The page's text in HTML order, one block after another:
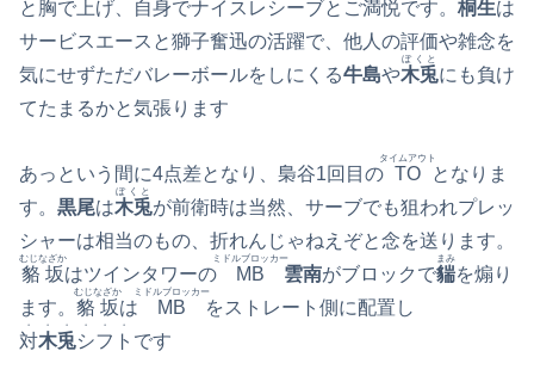
と胸で上げ、自身でナイスレシーブとご満悦です。 桐生は
サービスエースと獅子奮迅の活躍で、他人の評価や雑念を
気にせずただバレーボールをしにくる牛島や木兎
ぼくと
にも負け
てたまるかと気張ります
あっという間に4点差となり、梟谷1回目の TO
タイムアウト
となりま
す。 黒尾は木兎
ぼくと
が前衛時は当然、サーブでも狙われプレッ
シャーは相当のもの、折れんじゃねえぞと念を送ります。
貉坂
むじなざか
はツインタワーの MB
ミドルブロッカー
雲南がブロックで貒
まみ
を煽り
ます。 貉坂
むじなざか
は MB
ミドルブロッカー
をストレート側に配置し
対木兎シフト
・・・・・・
です